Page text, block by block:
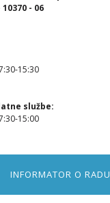
- 06
15:30
službe:
15:00
INFORMATOR O RADU